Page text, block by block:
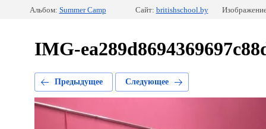
Альбом: Summer Camp Сайт: britishschool.by
IMG-
Предыдущее Следующее